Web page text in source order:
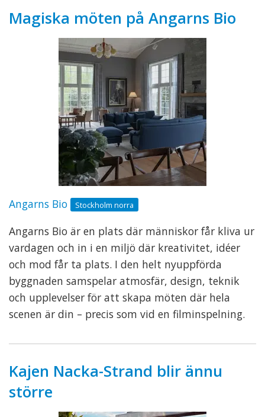
Magiska möten på Angarns Bio
Angarns Bio Stockholm norra
Angarns Bio är en plats där människor får kliva ur
vardagen och in i en miljö där kreativitet, idéer
och mod får ta plats. I den helt nyuppförda
byggnaden samspelar atmosfär, design, teknik
och upplevelser för att skapa möten där hela
scenen är din – precis som vid en filminspelning.
Kajen Nacka-Strand blir ännu
större